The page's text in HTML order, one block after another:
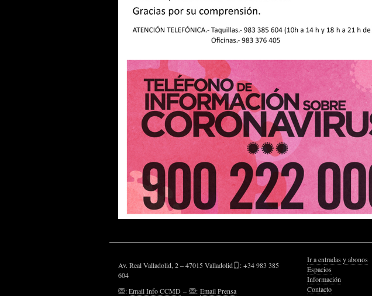
Av. Real Valladolid, 2 – 47015 Valladolid
: +34 983 385
604
:Email Info CCMD – : Email Prensa
Ir a entradas y abonos
Espacios
Información
Contacto